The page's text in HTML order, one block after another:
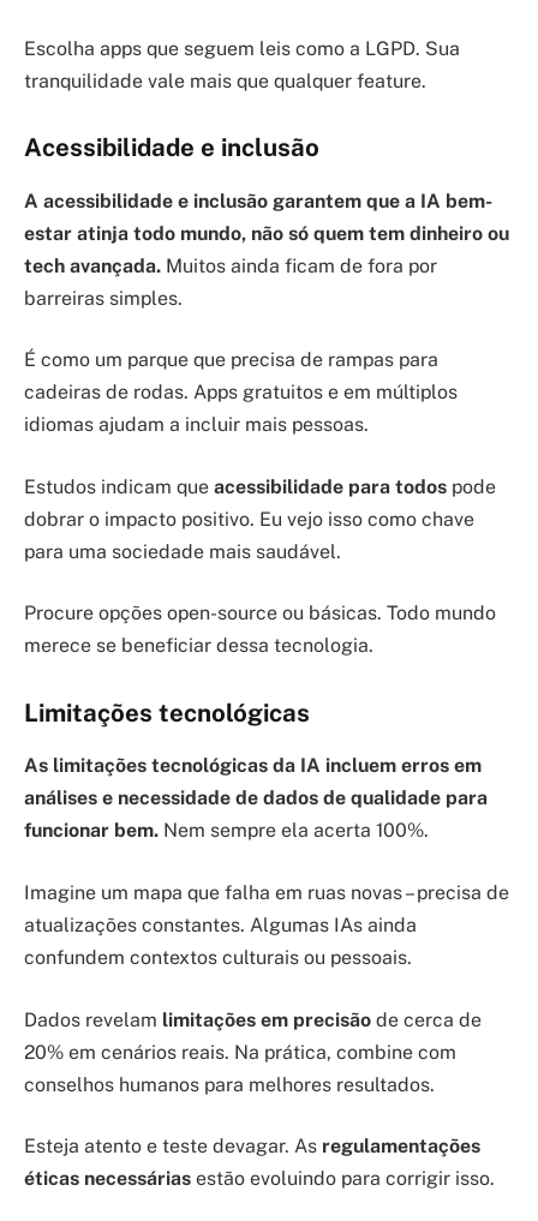
Escolha apps que seguem leis como a LGPD. Sua
tranquilidade vale mais que qualquer feature.
Acessibilidade e inclusão
A acessibilidade e inclusão garantem que a IA bem-
estar atinja todo mundo, não só quem tem dinheiro ou
tech avançada. Muitos ainda ficam de fora por
barreiras simples.
É como um parque que precisa de rampas para
cadeiras de rodas. Apps gratuitos e em múltiplos
idiomas ajudam a incluir mais pessoas.
Estudos indicam que acessibilidade para todos pode
dobrar o impacto positivo. Eu vejo isso como chave
para uma sociedade mais saudável.
Procure opções open-source ou básicas. Todo mundo
merece se beneficiar dessa tecnologia.
Limitações tecnológicas
As limitações tecnológicas da IA incluem erros em
análises e necessidade de dados de qualidade para
funcionar bem. Nem sempre ela acerta 100%.
Imagine um mapa que falha em ruas novas – precisa de
atualizações constantes. Algumas IAs ainda
confundem contextos culturais ou pessoais.
Dados revelam limitações em precisão de cerca de
20% em cenários reais. Na prática, combine com
conselhos humanos para melhores resultados.
Esteja atento e teste devagar. As regulamentações
éticas necessárias estão evoluindo para corrigir isso.